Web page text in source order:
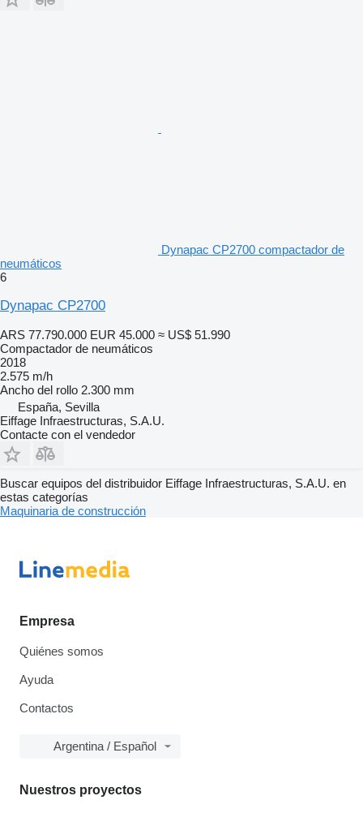
Dynapac CP2700 compactador de
neumáticos
6
Dynapac CP2700
ARS 77.790.000 EUR 45.000 ≈ US$ 51.990
Compactador de neumáticos
2018
2.575 m/h
Ancho del rollo 2.300 mm
España, Sevilla
Eiffage Infraestructuras, S.A.U.
Contacte con el vendedor
Buscar equipos del distribuidor Eiffage Infraestructuras, S.A.U. en
estas categorías
Maquinaria de construcción
Empresa
Quiénes somos
Ayuda
Contactos
Argentina / Español
Nuestros proyectos